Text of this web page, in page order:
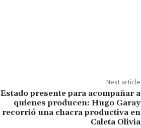
Next article
Estado presente para acompañar a
quienes producen: Hugo Garay
recorrió una chacra productiva en
Caleta Olivia